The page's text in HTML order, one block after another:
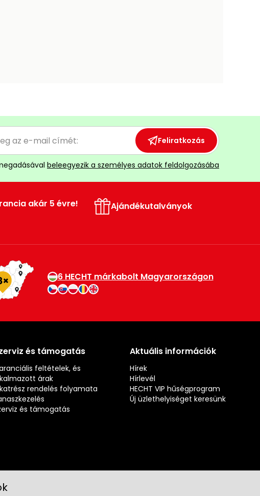
Feliratkozás
beleegyezik a személyes adatok feldolgozásába
akár 5 évre! Ajándékutalványok
6 HECHT márkabolt Magyarországon
és támogatás
feltételek, és
árak
rendelés folyamata
és támogatás
Aktuális információk
Hírek
Hírlevél
HECHT VIP hűségprogram
Új üzlethelyiséget keresünk